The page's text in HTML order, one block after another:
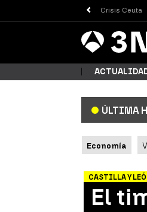
Crisis Ceuta
Antena
3 Noticias
ÚLTIMA
Economía
CASTILLA Y
El